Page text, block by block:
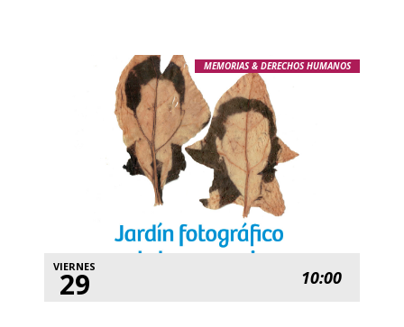
MEMORIAS & DERECHOS HUMANOS
VIERNES
29 10:00